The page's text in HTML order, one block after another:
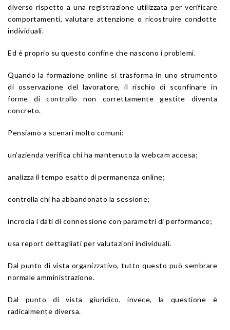
diverso rispetto a una registrazione utilizzata per verificare
comportamenti, valutare attenzione o ricostruire condotte
individuali.
Ed è proprio su questo confine che nascono i problemi.
Quando la formazione online si trasforma in uno strumento
di osservazione del lavoratore, il rischio di sconfinare in
forme di controllo non correttamente gestite diventa
concreto.
Pensiamo a scenari molto comuni:
un’azienda verifica chi ha mantenuto la webcam accesa;
analizza il tempo esatto di permanenza online;
controlla chi ha abbandonato la sessione;
incrocia i dati di connessione con parametri di performance;
usa report dettagliati per valutazioni individuali.
Dal punto di vista organizzativo, tutto questo può sembrare
normale amministrazione.
Dal punto di vista giuridico, invece, la questione è
radicalmente diversa.